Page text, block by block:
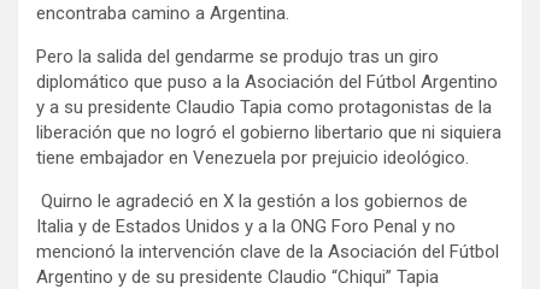
encontraba camino a Argentina.
Pero la salida del gendarme se produjo tras un giro
diplomático que puso a la Asociación del Fútbol Argentino
y a su presidente Claudio Tapia como protagonistas de la
liberación que no logró el gobierno libertario que ni siquiera
tiene embajador en Venezuela por prejuicio ideológico.
Quirno le agradeció en X la gestión a los gobiernos de
Italia y de Estados Unidos y a la ONG Foro Penal y no
mencionó la intervención clave de la Asociación del Fútbol
Argentino y de su presidente Claudio “Chiqui” Tapia